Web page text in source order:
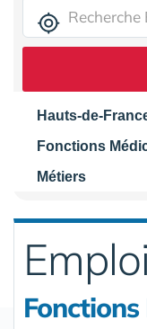
Hauts-de-
Fonctions
Métiers
Emploi